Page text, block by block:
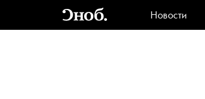
Новости